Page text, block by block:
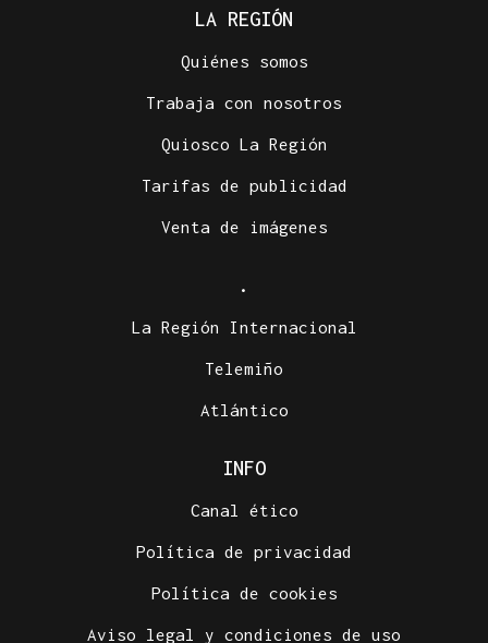
LA REGIÓN
Quiénes somos
Trabaja con nosotros
Quiosco La Región
Tarifas de publicidad
Venta de imágenes
.
La Región Internacional
Telemiño
Atlántico
INFO
Canal ético
Política de privacidad
Política de cookies
Aviso legal y condiciones de uso